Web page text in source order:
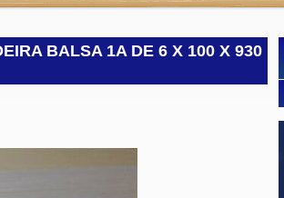
BALSA 1A DE 6 X 100 X 930